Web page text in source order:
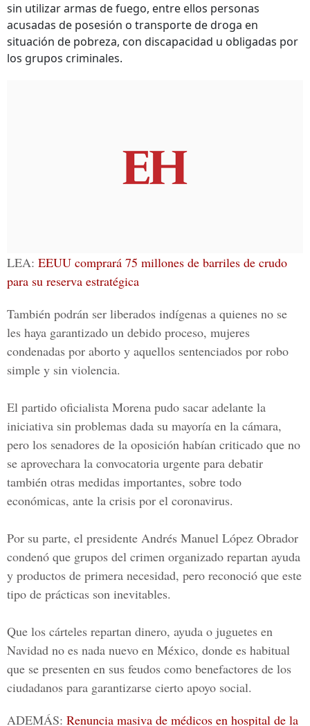
sin utilizar armas de fuego, entre ellos personas
acusadas de posesión o transporte de droga en
situación de pobreza, con discapacidad u obligadas por
los grupos criminales.
LEA: EEUU comprará 75 millones de barriles de crudo
para su reserva estratégica
También podrán ser liberados indígenas a quienes no se
les haya garantizado un debido proceso, mujeres
condenadas por aborto y aquellos sentenciados por robo
simple y sin violencia.
El partido oficialista Morena pudo sacar adelante la
iniciativa sin problemas dada su mayoría en la cámara,
pero los senadores de la oposición habían criticado que no
se aprovechara la convocatoria urgente para debatir
también otras medidas importantes, sobre todo
económicas, ante la crisis por el coronavirus.
Por su parte, el presidente Andrés Manuel López Obrador
condenó que grupos del crimen organizado repartan ayuda
y productos de primera necesidad, pero reconoció que este
tipo de prácticas son inevitables.
Que los cárteles repartan dinero, ayuda o juguetes en
Navidad no es nada nuevo en México, donde es habitual
que se presenten en sus feudos como benefactores de los
ciudadanos para garantizarse cierto apoyo social.
ADEMÁS: Renuncia masiva de médicos en hospital de la